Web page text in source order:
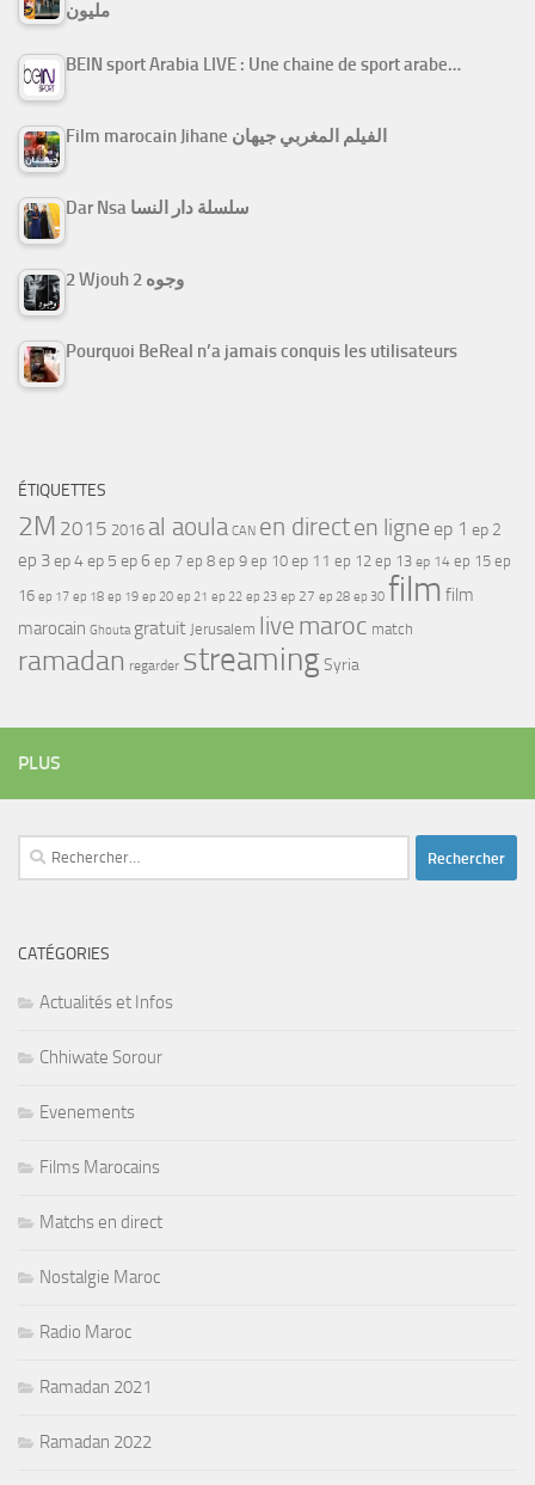
مليون
BEIN sport Arabia LIVE : Une chaine de sport arabe…
Film marocain Jihane الفيلم المغربي جيهان
Dar Nsa سلسلة دار النسا
2 Wjouh 2 وجوه
Pourquoi BeReal n’a jamais conquis les utilisateurs
ÉTIQUETTES
2M 2015 2016 al aoula CAN en directen ligne ep 1 ep 2
ep 3ep 4ep 5 ep 6 ep 7 ep 8 ep 9 ep 10 ep 11 ep 12 ep 13 ep 14 ep 15 ep
16 ep 17 ep 18 ep 19 ep 20 ep 21 ep 22 ep 23 ep 27 ep 28 ep 30 film film
marocain Ghouta gratuit Jerusalem live maroc match
ramadan regarder streamingSyria
PLUS
Rechercher :
CATÉGORIES
Actualités et Infos
Chhiwate Sorour
Evenements
Films Marocains
Matchs en direct
Nostalgie Maroc
Radio Maroc
Ramadan 2021
Ramadan 2022